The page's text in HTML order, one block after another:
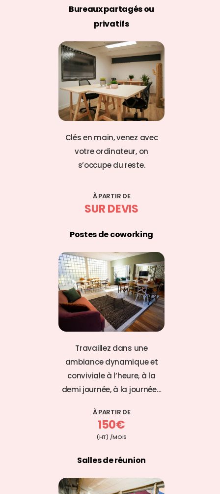
Bureaux partagés ou
privatifs
Clés en main, venez avec
votre ordinateur, on
s’occupe du reste.
À PARTIR DE
SUR DEVIS
Postes de coworking
Travaillez dans une
ambiance dynamique et
conviviale à l’heure, à la
demi journée, à la journée…
À PARTIR DE
150€
(HT) /MOIS
Salles de réunion